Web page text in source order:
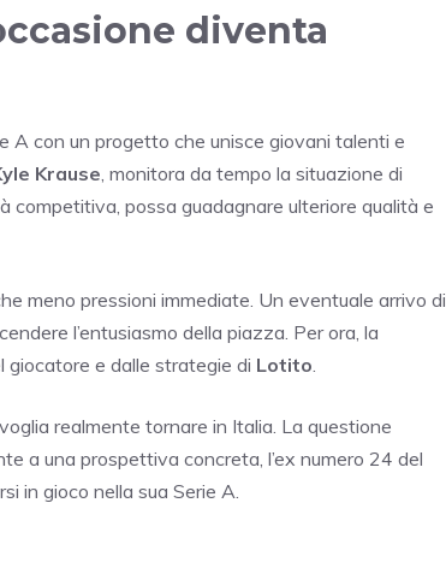
diventa
A con un progetto che unisce giovani talenti e
Krause , monitora da tempo la situazione di
competitiva, possa guadagnare ulteriore qualità e
meno pressioni immediate. Un eventuale arrivo di
l’entusiasmo della piazza. Per ora, la
e dalle strategie di Lotito
realmente tornare in Italia. La questione
a una prospettiva concreta, l’ex numero 24 del
in gioco nella sua Serie A.